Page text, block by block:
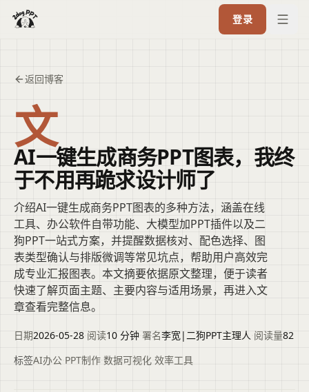
登录
返回博客
文
AI一键生成商务PPT图表，我终
于不用再跪求设计师了
介绍AI一键生成商务PPT图表的多种方法，涵盖在线
工具、办公软件自带功能、大模型加PPT插件以及二
狗PPT一站式方案，并提醒数据核对、配色选择、图
表类型确认与排版微调等常见坑点，帮助用户高效完
成专业汇报图表。本文摘要依据原文整理，便于读者
快速了解页面主题、主要内容与适用场景，再进入文
章查看完整信息。
日期2026-05-28 阅读10 分钟 署名李宽|二狗PPT主理人 阅读量82
标签AI办公 PPT制作 数据可视化 效率工具